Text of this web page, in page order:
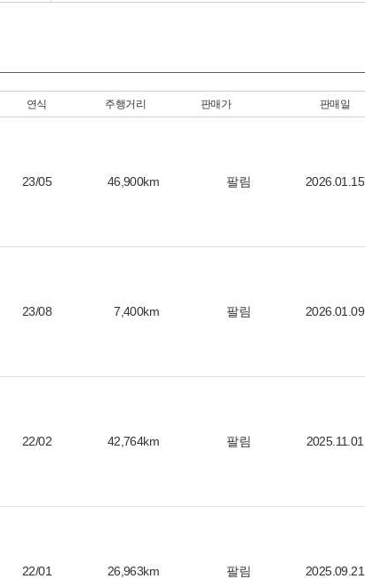
연식 주행거리 판매가 판매일
23/05 46,900km 팔림 2026.01.15
23/08 7,400km 팔림 2026.01.09
22/02 42,764km 팔림 2025.11.01
22/01 26,963km 팔림 2025.09.21